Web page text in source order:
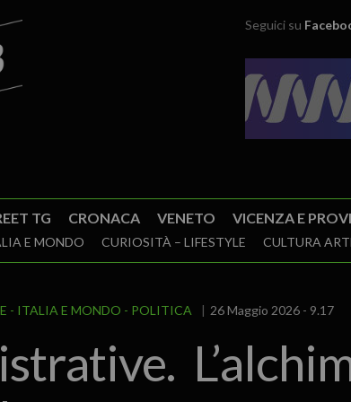
Seguici su
TG CRONACA VENETO VICENZA E
E MONDO CURIOSITÀ – LIFESTYLE CULTURA
ITALIA E MONDO POLITICA 26 Maggio 2026 - 9.17